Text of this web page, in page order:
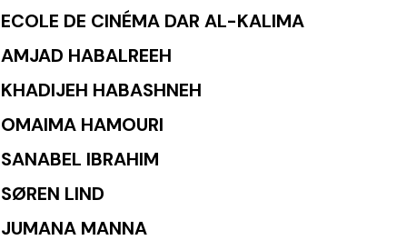
ECOLE DE CINÉMA DAR AL-KALIMA
AMJAD HABALREEH
KHADIJEH HABASHNEH
OMAIMA HAMOURI
SANABEL IBRAHIM
SØREN LIND
JUMANA MANNA